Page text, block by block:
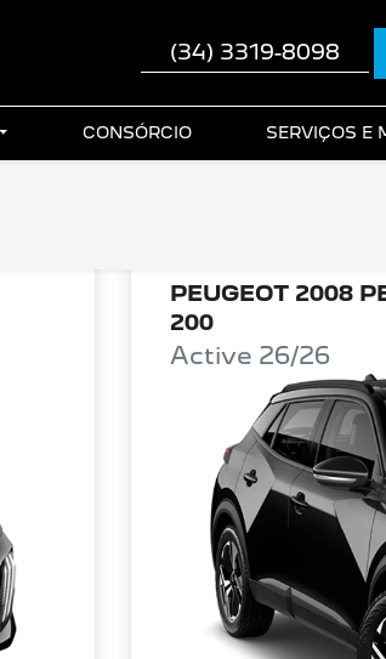
(34) 3319-8098
CONSÓRCIO SERVIÇOS E
PEUGEOT 2008
200
Active 26/26